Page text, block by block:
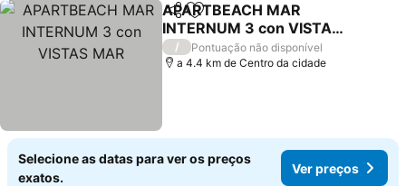
PartilharAdicionar aos favoritos
APARTBEACH MAR
INTERNUM 3 con VISTAS
MAR
Ver preços
/
Pontuação não disponível
a 4.4 km de Centro da cidade
Selecione as datas para ver os preços
exatos.
Ver preços